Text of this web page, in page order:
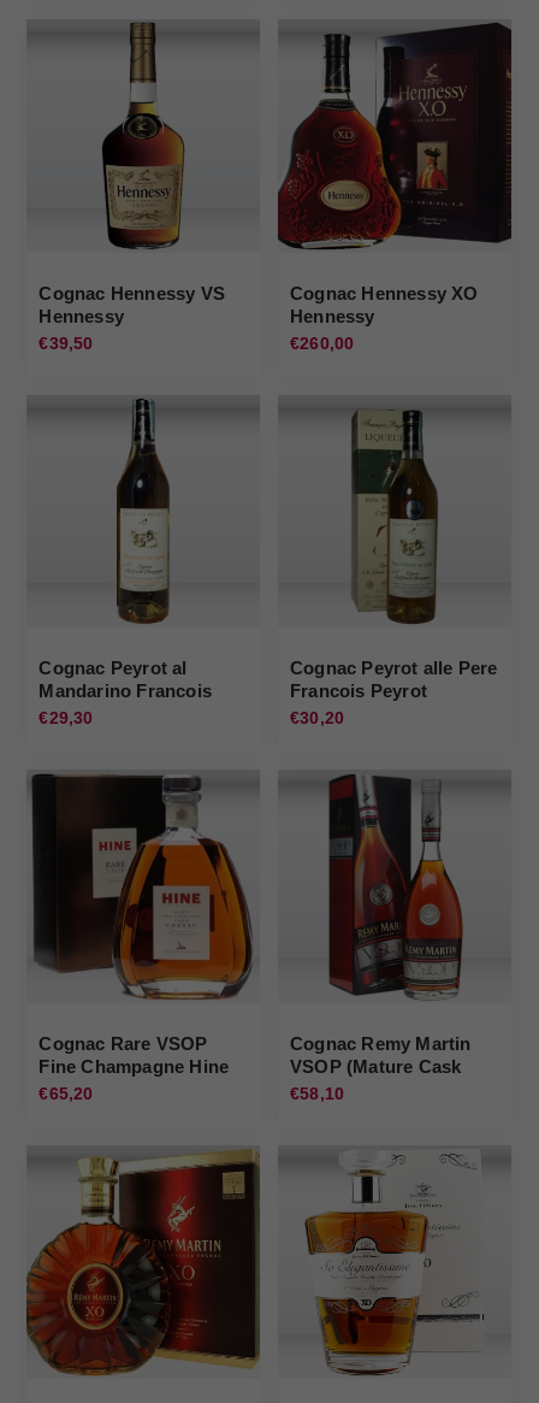
Cognac Hennessy VS
Hennessy
€39,50
Cognac Hennessy XO
Hennessy
€260,00
Cognac Peyrot al
Mandarino Francois
Peyrot
€29,30
Cognac Peyrot alle Pere
Francois Peyrot
€30,20
Cognac Rare VSOP
Fine Champagne Hine
€65,20
Cognac Remy Martin
VSOP (Mature Cask
Finish) Remy Martin
€58,10